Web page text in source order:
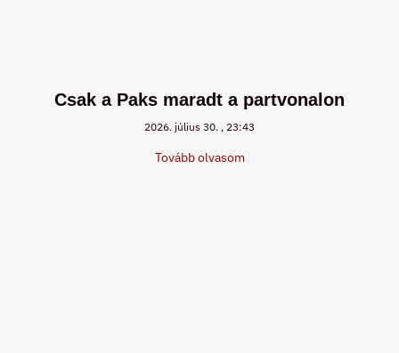
Csak a Paks maradt a partvonalon
2026. július 30. 23:43
Tovább olvasom